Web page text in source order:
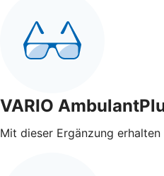
VARIO
Mit dieser Ergänzung